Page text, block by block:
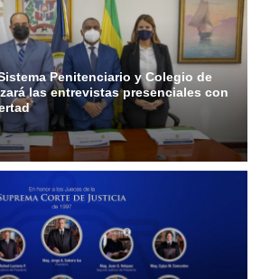
Penitenciario y Colegio de
las entrevistas presenciales con